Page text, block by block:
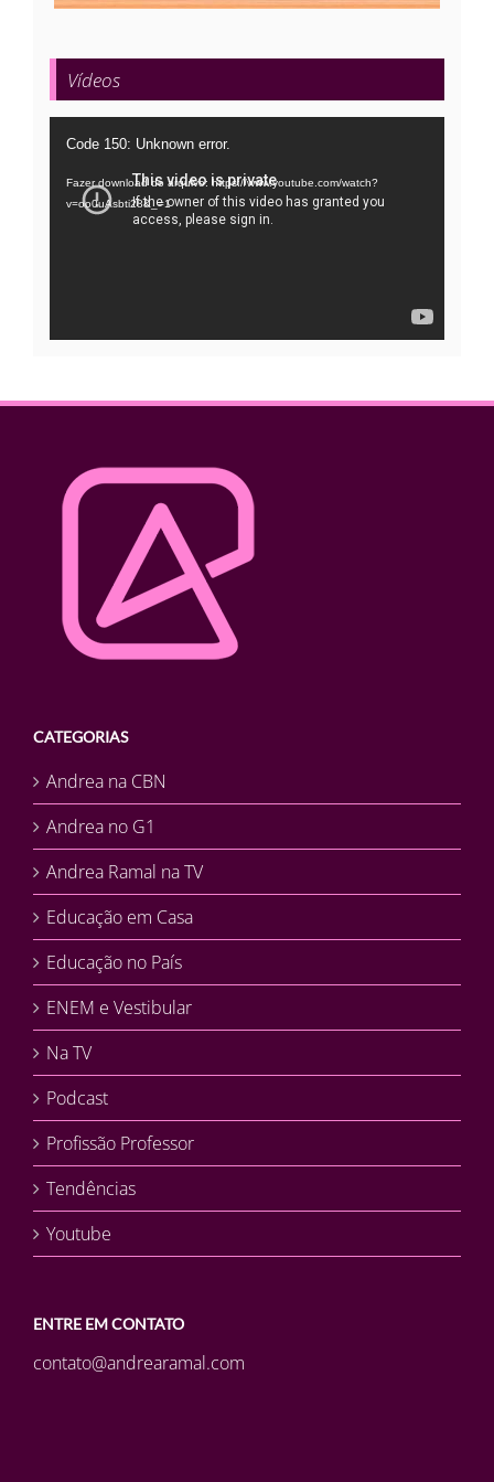
Vídeos
Tocador
vídeo
Code 150: Unknown error.
Fazer download do arquivo: https://www.youtube.com/watch?
v=oo0uAsbti28&_=1
CATEGORIAS
Andrea na CBN
Andrea no G1
Andrea Ramal na TV
Educação em Casa
Educação no País
ENEM e Vestibular
Na TV
Podcast
Profissão Professor
Tendências
Youtube
ENTRE EM CONTATO
contato@andrearamal.com